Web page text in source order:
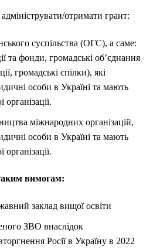
отримати грант:
суспільства (ОГС), а саме:
та фонди, громадські об’єднання
громадські спілки), які
особи в Україні та мають
організації.
міжнародних організацій,
особи в Україні та мають
організації.
вимогам:
заклад вищої освіти
ЗВО внаслідок
Росії в Україну в 2022